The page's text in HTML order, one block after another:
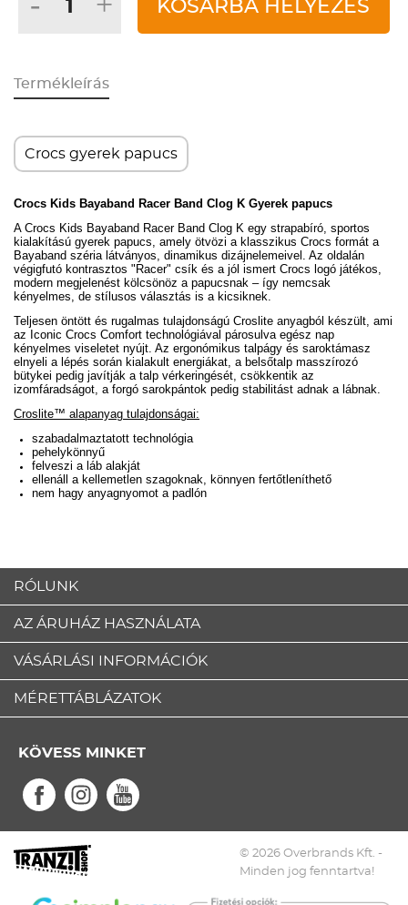
KOSÁRBA HELYEZÉS
Termékleírás
Crocs gyerek papucs
Crocs Kids Bayaband Racer Band Clog K Gyerek papucs
A Crocs Kids Bayaband Racer Band Clog K egy strapabíró, sportos
kialakítású gyerek papucs, amely ötvözi a klasszikus Crocs formát a
Bayaband széria látványos, dinamikus dizájnelemeivel. Az oldalán
végigfutó kontrasztos "Racer" csík és a jól ismert Crocs logó játékos,
modern megjelenést kölcsönöz a papucsnak – így nemcsak
kényelmes, de stílusos választás is a kicsiknek.
Teljesen öntött és rugalmas tulajdonságú Croslite anyagból készült, ami
az Iconic Crocs Comfort technológiával párosulva egész nap
kényelmes viseletet nyújt. Az ergonómikus talpágy és saroktámasz
elnyeli a lépés során kialakult energiákat, a belsőtalp masszírozó
bütykei pedig javítják a talp vérkeringését, csökkentik az
izomfáradságot, a forgó sarokpántok pedig stabilitást adnak a lábnak.
Croslite™ alapanyag tulajdonságai:
szabadalmaztatott technológia
pehelykönnyű
felveszi a láb alakját
ellenáll a kellemetlen szagoknak, könnyen fertőtleníthető
nem hagy anyagnyomot a padlón
RÓLUNK
AZ ÁRUHÁZ HASZNÁLATA
VÁSÁRLÁSI INFORMÁCIÓK
MÉRETTÁBLÁZATOK
KÖVESS MINKET
© 2026 Overbrands Kft. -
Minden jog fenntartva!